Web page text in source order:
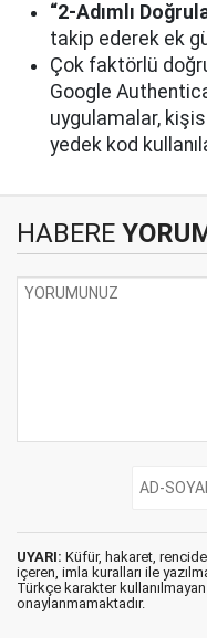
“2-Adımlı
takip ederek ek
Çok faktörlü
Google
uygulamalar,
yedek kod
HABERE
UYARI: Küfür, hakaret,
içeren, imla kuralları ile
Türkçe karakter
onaylanmamaktadır.